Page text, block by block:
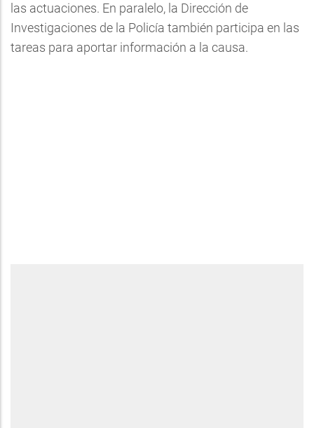
las actuaciones. En paralelo, la Dirección de
Investigaciones de la Policía también participa en las
tareas para aportar información a la causa.